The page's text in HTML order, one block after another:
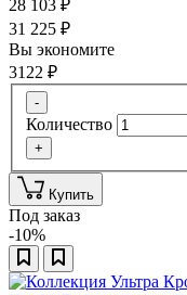
28 103 ₽
31 225 ₽
Вы экономите
3122 ₽
-
Количество
+
Купить
Под заказ
-10%